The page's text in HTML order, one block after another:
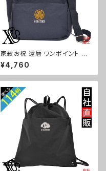
家紋お祝 還暦 ワンポイント 刺
繍トート ショルダーバッグ カジ
ュアル 軽量 レディース メンズ
雑貨 グッズ 自社ブランド 柄 丸
木瓜 蔦 桐 ロゴ スカル ori-a-b
g181-b07-s
¥4,760